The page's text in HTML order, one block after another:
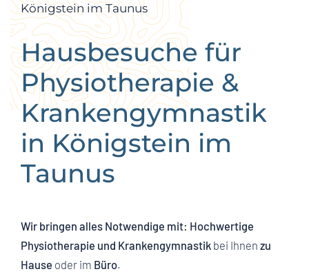
Königstein im Taunus
Hausbesuche für
Physiotherapie &
Krankengymnastik
in Königstein im
Taunus
Wir bringen alles Notwendige mit: Hochwertige
Physiotherapie und Krankengymnastik bei Ihnen zu
Hause oder im Büro.